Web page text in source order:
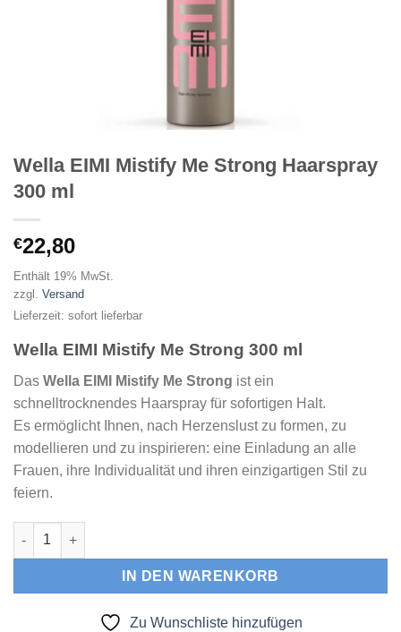
Wella EIMI Mistify Me Strong Haarspray
300 ml
€22,80
Enthält 19% MwSt.
zzgl. Versand
Lieferzeit: sofort lieferbar
Wella EIMI Mistify Me Strong 300 ml
Das Wella EIMI Mistify Me Strong ist ein
schnelltrocknendes Haarspray für sofortigen Halt.
Es ermöglicht Ihnen, nach Herzenslust zu formen, zu
modellieren und zu inspirieren: eine Einladung an alle
Frauen, ihre Individualität und ihren einzigartigen Stil zu
feiern.
Wella EIMI Mistify Me Strong Haarspray 300 ml Menge
IN DEN WARENKORB
Zu Wunschliste hinzufügen